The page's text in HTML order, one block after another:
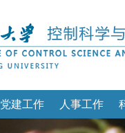
党建工作 人事工作